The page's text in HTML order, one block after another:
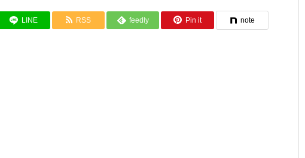
LINE RSS feedly Pin it note